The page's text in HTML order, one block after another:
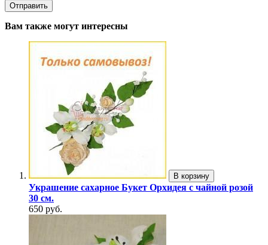
Вам также могут интересны
В корзину
Украшение сахарное Букет Орхидея с чайной розой
30 см.
650 руб.